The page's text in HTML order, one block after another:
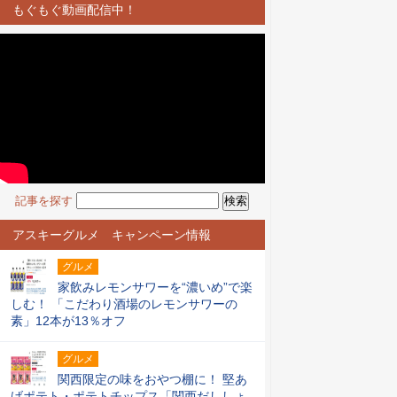
もぐもぐ動画配信中！
記事を探す
アスキーグルメ キャンペーン情報
グルメ
家飲みレモンサワーを“濃いめ”で楽
しむ！ 「こだわり酒場のレモンサワーの
素」12本が13％オフ
グルメ
関西限定の味をおやつ棚に！ 堅あ